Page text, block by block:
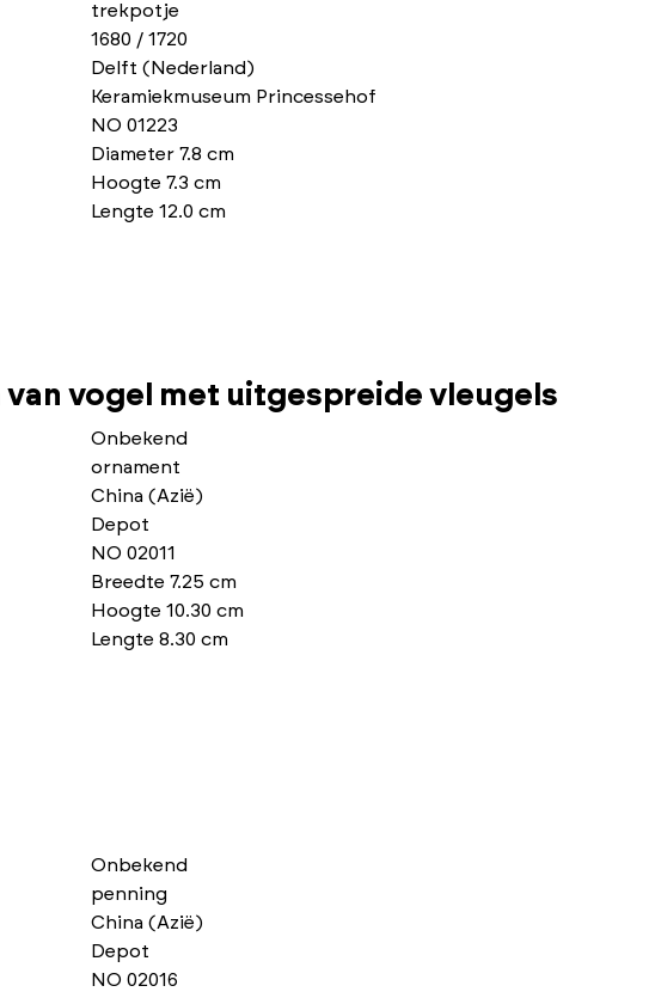
trekpotje
1680 / 1720
Delft (Nederland)
Keramiekmuseum Princessehof
NO 01223
Diameter 7.8 cm
Hoogte 7.3 cm
Lengte 12.0 cm
van vogel met uitgespreide vleugels
Onbekend
ornament
China (Azië)
Depot
NO 02011
Breedte 7.25 cm
Hoogte 10.30 cm
Lengte 8.30 cm
Onbekend
penning
China (Azië)
Depot
NO 02016